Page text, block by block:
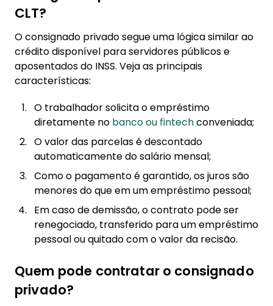
CLT?
O consignado privado segue uma lógica similar ao
crédito disponível para servidores públicos e
aposentados do INSS. Veja as principais
características:
O trabalhador solicita o empréstimo
diretamente no banco ou fintechconveniada;
O valor das parcelas é descontado
automaticamente do salário mensal;
Como o pagamento é garantido, os juros são
menores do que em um empréstimo pessoal;
Em caso de demissão, o contrato pode ser
renegociado, transferido para um empréstimo
pessoal ou quitado com o valor da recisão.
Quem pode contratar o consignado
privado?